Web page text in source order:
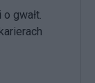
gwałt.